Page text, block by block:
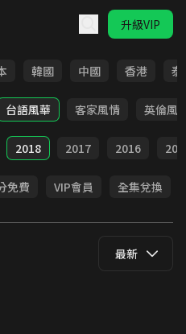
升級VIP
韓國 中國 香港 泰
台語風華 客家風情 英倫風
2018 2017 2016
免費 VIP會員 全集兌換
最新